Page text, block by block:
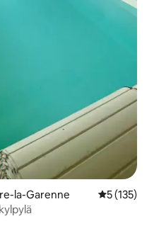
la-Garenne
5 (135)